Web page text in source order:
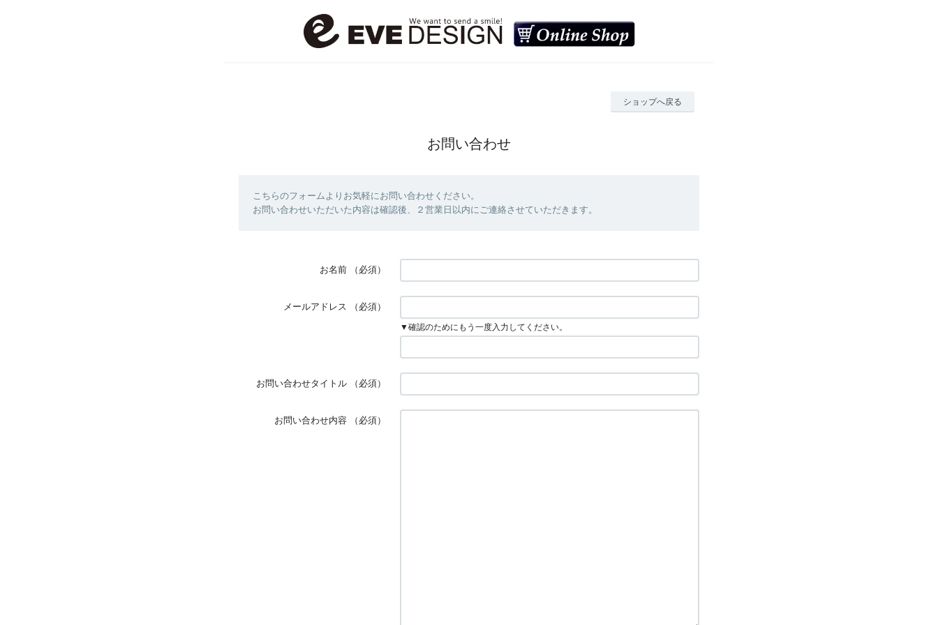
ショップへ戻る
お問い合わせ
こちらのフォームよりお気軽にお問い合わせください。
お問い合わせいただいた内容は確認後、２営業日以内にご連絡させていただきます。
お名前 （必須）
メールアドレス （必須）
▼確認のためにもう一度入力してください。
お問い合わせタイトル （必須）
お問い合わせ内容 （必須）